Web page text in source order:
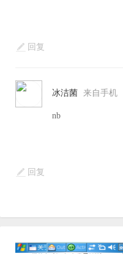
回复
冰洁菌 来自手机
nb
回复